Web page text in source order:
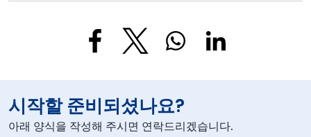
시작할 준비되셨나요?
아래 양식을 작성해 주시면 연락드리겠습니다.